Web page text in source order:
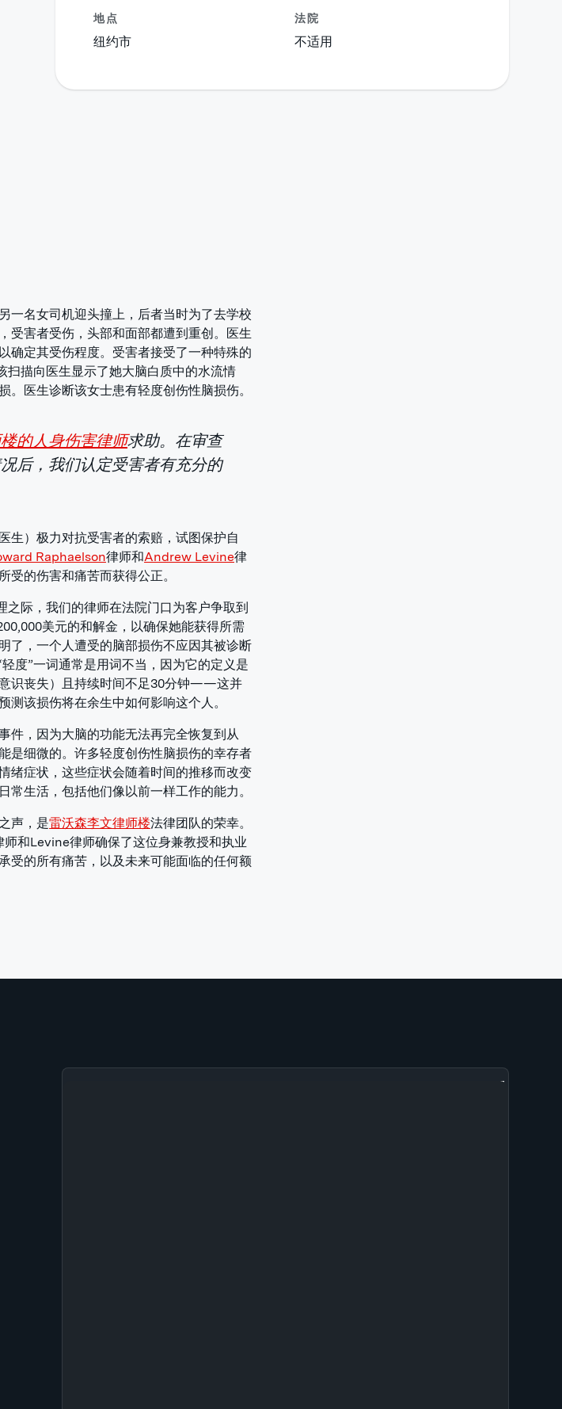
地点
纽约市
法院
不适用
一名女司机迎头撞上，后者当时为了去学校
受害者受伤，头部和面部都遭到重创。医生
确定其受伤程度。受害者接受了一种特殊的
扫描向医生显示了她大脑白质中的水流情
。医生诊断该女士患有轻度创伤性脑损伤。
的人身伤害律师求助。在审查
后，我们认定受害者有充分的
生）极力对抗受害者的索赔，试图保护自
Raphaelson律师和Andrew Levine律
受的伤害和痛苦而获得公正。
之际，我们的律师在法院门口为客户争取到
美元的和解金，以确保她能获得所需
了，一个人遭受的脑部损伤不应因其被诊断
度”一词通常是用词不当，因为它的定义是
识丧失）且持续时间不足30分钟——这并
测该损伤将在余生中如何影响这个人。
件，因为大脑的功能无法再完全恢复到从
是细微的。许多轻度创伤性脑损伤的幸存者
绪症状，这些症状会随着时间的推移而改变
常生活，包括他们像以前一样工作的能力。
声，是雷沃森李文律师楼法律团队的荣幸。
和Levine律师确保了这位身兼教授和执业
受的所有痛苦，以及未来可能面临的任何额